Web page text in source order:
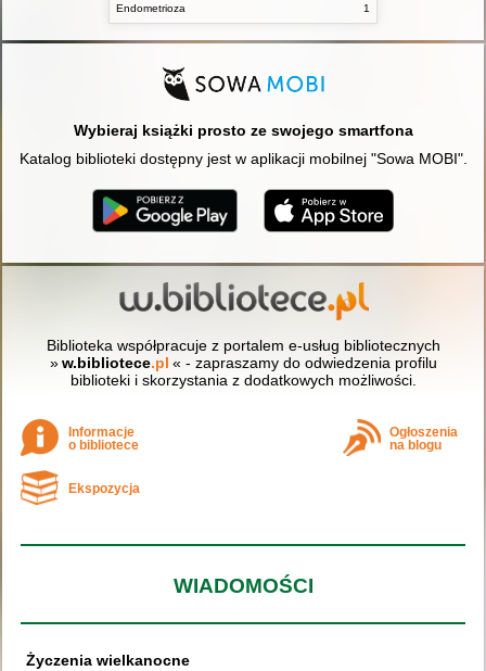
Endometrioza
1
Wybieraj książki prosto ze swojego smartfona
Katalog biblioteki dostępny jest w aplikacji mobilnej "Sowa MOBI".
Biblioteka współpracuje z portalem e-usług bibliotecznych
» w.bibliotece.pl « - zapraszamy do odwiedzenia profilu
biblioteki i skorzystania z dodatkowych możliwości.
Informacje
o bibliotece
Ogłoszenia
na blogu
Ekspozycja
WIADOMOŚCI
Życzenia wielkanocne